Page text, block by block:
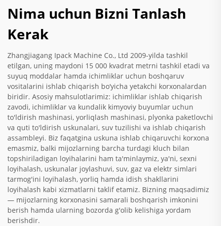
Nima uchun Bizni Tanlash
Kerak
Zhangjiagang Ipack Machine Co., Ltd 2009-yilda tashkil
etilgan, uning maydoni 15 000 kvadrat metrni tashkil etadi va
suyuq moddalar hamda ichimliklar uchun boshqaruv
vositalarini ishlab chiqarish bo‘yicha yetakchi korxonalardan
biridir. Asosiy mahsulotlarimiz: ichimliklar ishlab chiqarish
zavodi, ichimliklar va kundalik kimyoviy buyumlar uchun
to'ldirish mashinasi, yorliqlash mashinasi, plyonka paketlovchi
va quti to'ldirish uskunalari, suv tuzilishi va ishlab chiqarish
assambleyi. Biz faqatgina uskuna ishlab chiqaruvchi korxona
emasmiz, balki mijozlarning barcha turdagi kluch bilan
topshiriladigan loyihalarini ham ta'minlaymiz, ya'ni, sexni
loyihalash, uskunalar joylashuvi, suv, gaz va elektr simlari
tarmog'ini loyihalash, yorliq hamda idish shakllarini
loyihalash kabi xizmatlarni taklif etamiz. Bizning maqsadimiz
— mijozlarning korxonasini samarali boshqarish imkonini
berish hamda ularning bozorda g'olib kelishiga yordam
berishdir.